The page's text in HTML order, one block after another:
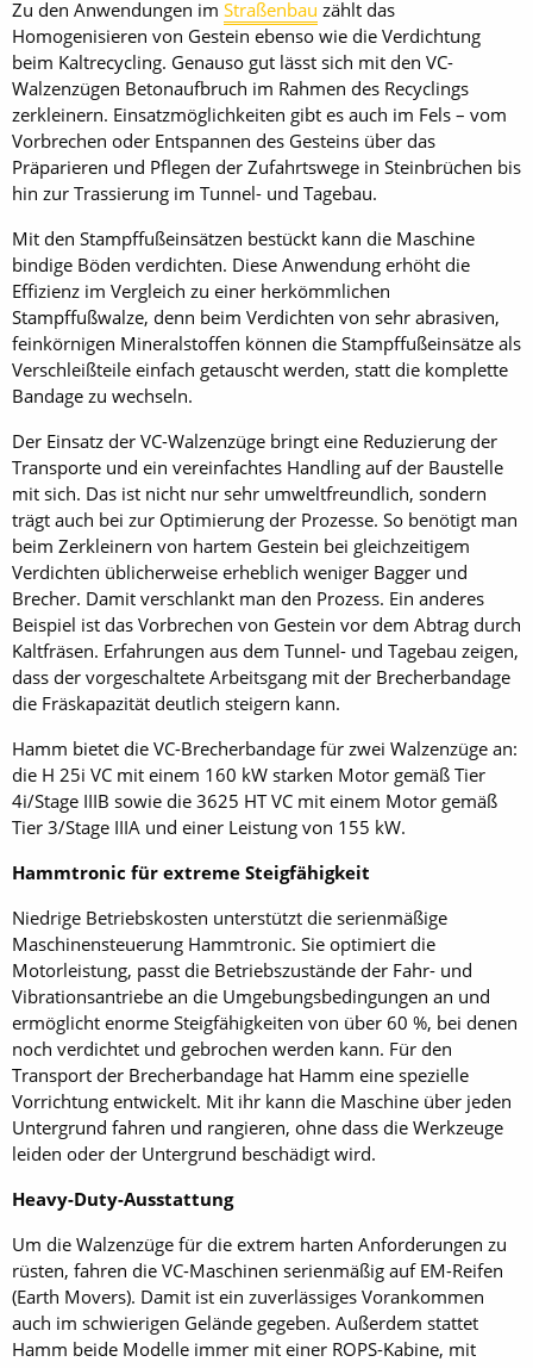
Zu den Anwendungen im Straßenbau zählt das
Homogenisieren von Gestein ebenso wie die Verdichtung
beim Kaltrecycling. Genauso gut lässt sich mit den VC-
Walzenzügen Betonaufbruch im Rahmen des Recyclings
zerkleinern. Einsatzmöglichkeiten gibt es auch im Fels – vom
Vorbrechen oder Entspannen des Gesteins über das
Präparieren und Pflegen der Zufahrtswege in Steinbrüchen bis
hin zur Trassierung im Tunnel- und Tagebau.
Mit den Stampffußeinsätzen bestückt kann die Maschine
bindige Böden verdichten. Diese Anwendung erhöht die
Effizienz im Vergleich zu einer herkömmlichen
Stampffußwalze, denn beim Verdichten von sehr abrasiven,
feinkörnigen Mineralstoffen können die Stampffußeinsätze als
Verschleißteile einfach getauscht werden, statt die komplette
Bandage zu wechseln.
Der Einsatz der VC-Walzenzüge bringt eine Reduzierung der
Transporte und ein vereinfachtes Handling auf der Baustelle
mit sich. Das ist nicht nur sehr umweltfreundlich, sondern
trägt auch bei zur Optimierung der Prozesse. So benötigt man
beim Zerkleinern von hartem Gestein bei gleichzeitigem
Verdichten üblicherweise erheblich weniger Bagger und
Brecher. Damit verschlankt man den Prozess. Ein anderes
Beispiel ist das Vorbrechen von Gestein vor dem Abtrag durch
Kaltfräsen. Erfahrungen aus dem Tunnel- und Tagebau zeigen,
dass der vorgeschaltete Arbeitsgang mit der Brecherbandage
die Fräskapazität deutlich steigern kann.
Hamm bietet die VC-Brecherbandage für zwei Walzenzüge an:
die H 25i VC mit einem 160 kW starken Motor gemäß Tier
4i/Stage IIIB sowie die 3625 HT VC mit einem Motor gemäß
Tier 3/Stage IIIA und einer Leistung von 155 kW.
Hammtronic für extreme Steigfähigkeit
Niedrige Betriebskosten unterstützt die serienmäßige
Maschinensteuerung Hammtronic. Sie optimiert die
Motorleistung, passt die Betriebszustände der Fahr- und
Vibrationsantriebe an die Umgebungsbedingungen an und
ermöglicht enorme Steigfähigkeiten von über 60 %, bei denen
noch verdichtet und gebrochen werden kann. Für den
Transport der Brecherbandage hat Hamm eine spezielle
Vorrichtung entwickelt. Mit ihr kann die Maschine über jeden
Untergrund fahren und rangieren, ohne dass die Werkzeuge
leiden oder der Untergrund beschädigt wird.
Heavy-Duty-Ausstattung
Um die Walzenzüge für die extrem harten Anforderungen zu
rüsten, fahren die VC-Maschinen serienmäßig auf EM-Reifen
(Earth Movers). Damit ist ein zuverlässiges Vorankommen
auch im schwierigen Gelände gegeben. Außerdem stattet
Hamm beide Modelle immer mit einer ROPS-Kabine, mit